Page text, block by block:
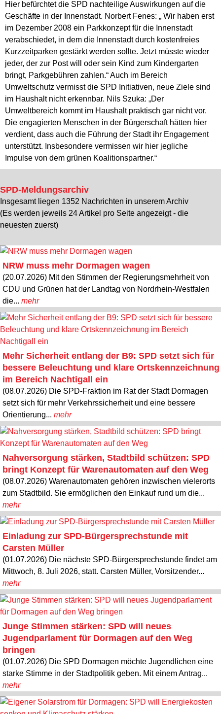
Hier befürchtet die SPD nachteilige Auswirkungen auf die
Geschäfte in der Innenstadt. Norbert Fenes: „ Wir haben erst
im Dezember 2008 ein Parkkonzept für die Innenstadt
verabschiedet, in dem die Innenstadt durch kostenfreies
Kurzzeitparken gestärkt werden sollte. Jetzt müsste wieder
jeder, der zur Post will oder sein Kind zum Kindergarten
bringt, Parkgebühren zahlen.“ Auch im Bereich
Umweltschutz vermisst die SPD Initiativen, neue Ziele sind
im Haushalt nicht erkennbar. Nils Szuka: „Der
Umweltbereich kommt im Haushalt praktisch gar nicht vor.
Die engagierten Menschen in der Bürgerschaft hätten hier
verdient, dass auch die Führung der Stadt ihr Engagement
unterstützt. Insbesondere vermissen wir hier jegliche
Impulse von dem grünen Koalitionspartner.“
SPD-Meldungsarchiv
Insgesamt liegen 1352 Nachrichten in unserem Archiv
(Es werden jeweils 24 Artikel pro Seite angezeigt - die
neuesten zuerst)
NRW muss mehr Dormagen wagen
(20.07.2026) Mit den Stimmen der Regierungsmehrheit von
CDU und Grünen hat der Landtag von Nordrhein-Westfalen
die... mehr
Mehr Sicherheit entlang der B9: SPD setzt sich für
bessere Beleuchtung und klare Ortskennzeichnung
im Bereich Nachtigall ein
(08.07.2026) Die SPD-Fraktion im Rat der Stadt Dormagen
setzt sich für mehr Verkehrssicherheit und eine bessere
Orientierung... mehr
Nahversorgung stärken, Stadtbild schützen: SPD
bringt Konzept für Warenautomaten auf den Weg
(08.07.2026) Warenautomaten gehören inzwischen vielerorts
zum Stadtbild. Sie ermöglichen den Einkauf rund um die...
mehr
Einladung zur SPD-Bürgersprechstunde mit
Carsten Müller
(01.07.2026) Die nächste SPD-Bürgersprechstunde findet am
Mittwoch, 8. Juli 2026, statt. Carsten Müller, Vorsitzender...
mehr
Junge Stimmen stärken: SPD will neues
Jugendparlament für Dormagen auf den Weg
bringen
(01.07.2026) Die SPD Dormagen möchte Jugendlichen eine
starke Stimme in der Stadtpolitik geben. Mit einem Antrag...
mehr